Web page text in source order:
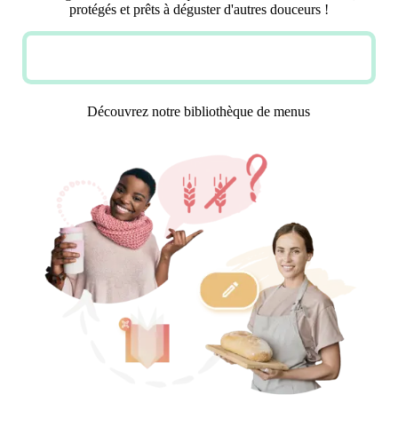
protégés et prêts à déguster d'autres douceurs !
Découvrez notre bibliothèque de menus